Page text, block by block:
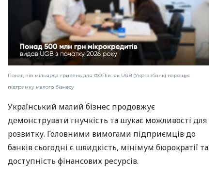
Понад пів мільярда гривень для ФОПів: як UGB (Укргазбанк) нарощує
підтримку малого бізнесу
Український малий бізнес продовжує
демонструвати гнучкість та шукає можливості для
розвитку. Головними вимогами підприємців до
банків сьогодні є швидкість, мінімум бюрократії та
доступність фінансових ресурсів.